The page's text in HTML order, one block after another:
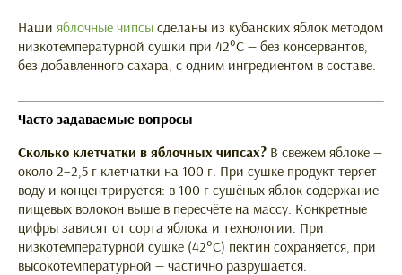
Наши яблочные чипсы сделаны из кубанских яблок методом
низкотемпературной сушки при 42°C — без консервантов,
без добавленного сахара, с одним ингредиентом в составе.
Часто задаваемые вопросы
Сколько клетчатки в яблочных чипсах? В свежем яблоке —
около 2–2,5 г клетчатки на 100 г. При сушке продукт теряет
воду и концентрируется: в 100 г сушёных яблок содержание
пищевых волокон выше в пересчёте на массу. Конкретные
цифры зависят от сорта яблока и технологии. При
низкотемпературной сушке (42°C) пектин сохраняется, при
высокотемпературной — частично разрушается.